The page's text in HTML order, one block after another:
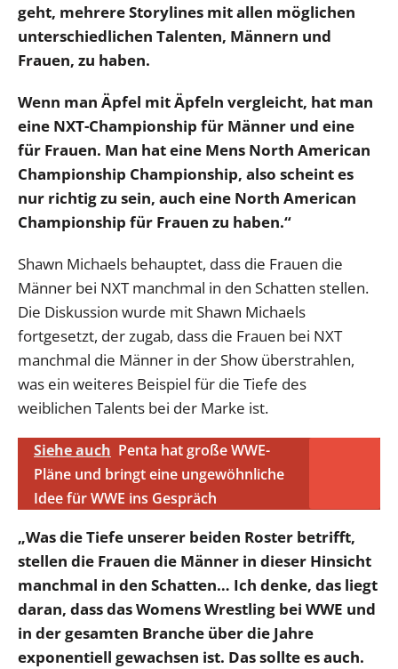
geht, mehrere Storylines mit allen möglichen
unterschiedlichen Talenten, Männern und
Frauen, zu haben.
Wenn man Äpfel mit Äpfeln vergleicht, hat man
eine NXT-Championship für Männer und eine
für Frauen. Man hat eine Mens North American
Championship Championship, also scheint es
nur richtig zu sein, auch eine North American
Championship für Frauen zu haben.“
Shawn Michaels behauptet, dass die Frauen die
Männer bei NXT manchmal in den Schatten stellen.
Die Diskussion wurde mit Shawn Michaels
fortgesetzt, der zugab, dass die Frauen bei NXT
manchmal die Männer in der Show überstrahlen,
was ein weiteres Beispiel für die Tiefe des
weiblichen Talents bei der Marke ist.
Siehe auch Penta hat große WWE-
Pläne und bringt eine ungewöhnliche
Idee für WWE ins Gespräch
„Was die Tiefe unserer beiden Roster betrifft,
stellen die Frauen die Männer in dieser Hinsicht
manchmal in den Schatten… Ich denke, das liegt
daran, dass das Womens Wrestling bei WWE und
in der gesamten Branche über die Jahre
exponentiell gewachsen ist. Das sollte es auch.